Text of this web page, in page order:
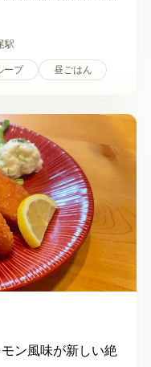
駅
ープ 昼ごはん
ン風味が新しい絶